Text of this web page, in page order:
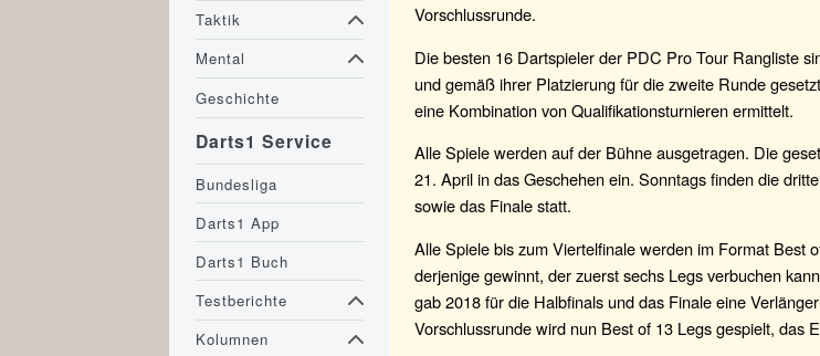
Vorschlussrunde.
Die besten 16 Dartspieler der PDC Pro Tour Rangliste
und gemäß ihrer Platzierung für die zweite Runde
eine Kombination von Qualifikationsturnieren ermittelt.
Alle Spiele werden auf der Bühne ausgetragen. Die
21. April in das Geschehen ein. Sonntags finden die
sowie das Finale statt.
Alle Spiele bis zum Viertelfinale werden im Format Best
derjenige gewinnt, der zuerst sechs Legs verbuchen
gab 2018 für die Halbfinals und das Finale eine
Vorschlussrunde wird nun Best of 13 Legs gespielt, das
Taktik
Mental
Geschichte
Darts1 Service
Bundesliga
Darts1 App
Darts1 Buch
Testberichte
Kolumnen